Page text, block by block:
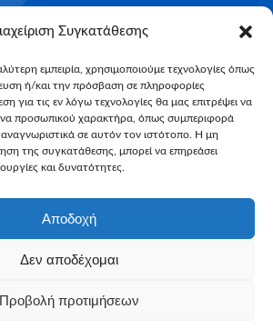
Συγκατάθεσης
εμπειρία, χρησιμοποιούμε τεχνολογίες όπως
ή/και την πρόσβαση σε πληροφορίες
για τις εν λόγω τεχνολογίες θα μας επιτρέψει να
προσωπικού χαρακτήρα, όπως συμπεριφορά
σε αυτόν τον ιστότοπο. Η μη
της συγκατάθεσης, μπορεί να επηρεάσει
και δυνατότητες.
Αποδοχή
Δεν αποδέχομαι
Προβολή προτιμήσεων
Καταλληλότητας
Υποβολή Αιτήματος
NEWSLETTER
All Rights Reserved